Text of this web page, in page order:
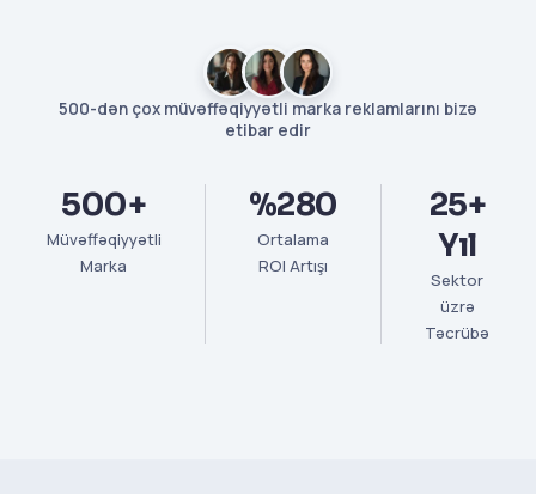
500-dən çox müvəffəqiyyətli marka reklamlarını bizə
etibar edir
500+
Müvəffəqiyyətli
Marka
%280
Ortalama
ROI Artışı
25+
Yıl
Sektor
üzrə
Təcrübə